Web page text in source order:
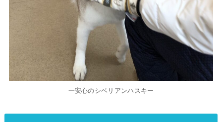
一安心のシベリアンハスキー